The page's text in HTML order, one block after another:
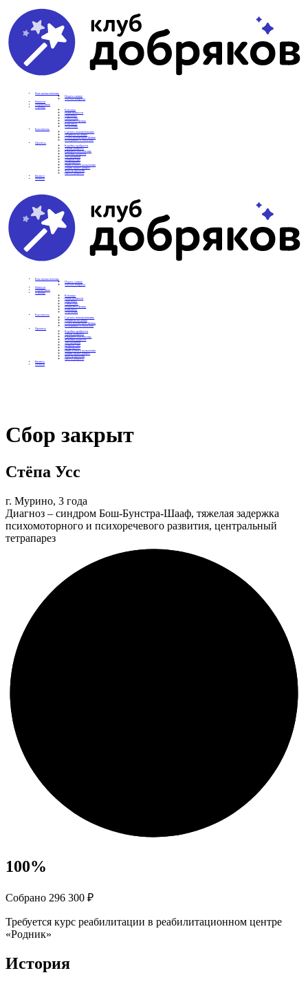
Вам нужна помощь
Подать заявку
Частые вопросы
Новости
Подопечные
О фонде
Команда
Наши ценности
Партнеры
СМИ о нас
Реквизиты фонда
Контакты
Отделения
Как помочь
Сделать пожертвование
Подписка на добро
Стать волонтером фонда
Вечеринки со смыслом
Проекты
Коробка храбрости
Уроки Доброты
Юридическая помощь
Мамины радости
Автодобряки
Добрый торт
Добропробег
Няни особого назначения
Акция «Букет добра»
Фактор времени
Цветы доброты
Бизнесу
Отчеты
Вам нужна помощь
Подать заявку
Частые вопросы
Новости
Подопечные
О фонде
Команда
Наши ценности
Партнеры
СМИ о нас
Реквизиты фонда
Контакты
Отделения
Как помочь
Сделать пожертвование
Подписка на добро
Стать волонтером фонда
Вечеринки со смыслом
Проекты
Коробка храбрости
Уроки Доброты
Юридическая помощь
Мамины радости
Автодобряки
Добрый торт
Добропробег
Няни особого назначения
Акция «Букет добра»
Фактор времени
Цветы доброты
Бизнесу
Отчеты
Сбор закрыт
Стёпа Усс
г. Мурино, 3 года
Диагноз – синдром Бош-Бунстра-Шааф, тяжелая задержка
психомоторного и психоречевого развития, центральный
тетрапарез
100%
Собрано 296 300 ₽
Требуется курс реабилитации в реабилитационном центре
«Родник»
История